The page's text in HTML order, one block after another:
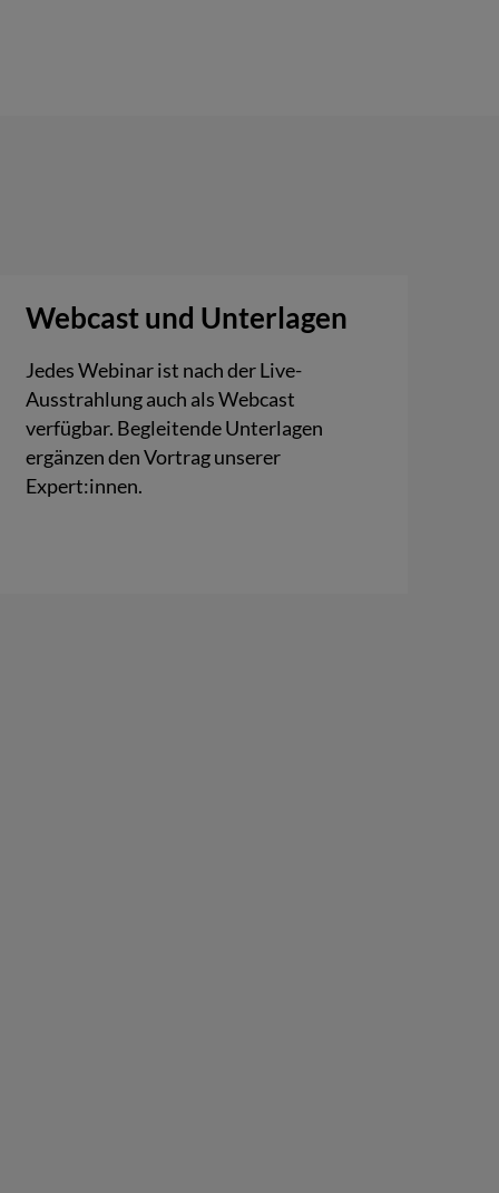
Webcast und Unterlagen
Jedes Webinar ist nach der Live-
Ausstrahlung auch als Webcast
verfügbar. Begleitende Unterlagen
ergänzen den Vortrag unserer
Expert:innen.